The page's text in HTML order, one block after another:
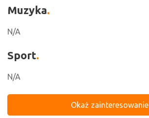
Muzyka
N/A
Sport
N/A
Okaż zainteresowanie